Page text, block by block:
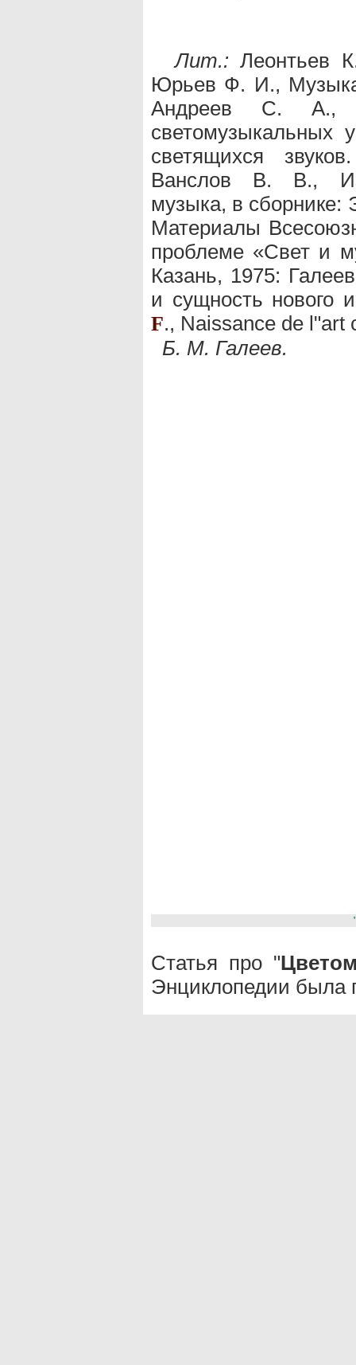
Лит.: Леонтьев
Юрьев Ф. И.,
Андреев С. А.,
светомузыкальных
светящихся
Ванслов В. В.,
музыка, в сборнике:
Материалы
проблеме «Свет и
Казань, 1975:
и сущность нового
F., Naissance de l"art
Б. М. Галеев.
Статья про "
Энциклопедии была